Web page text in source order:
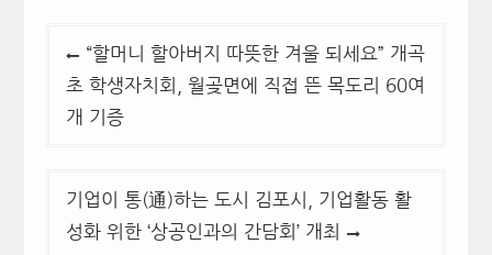
“할머니 할아버지 따뜻한 겨울 되세요” 개곡
초 학생자치회, 월곶면에 직접 뜬 목도리 60여
개 기증
기업이 통(通)하는 도시 김포시, 기업활동 활
성화 위한 ‘상공인과의 간담회’ 개최